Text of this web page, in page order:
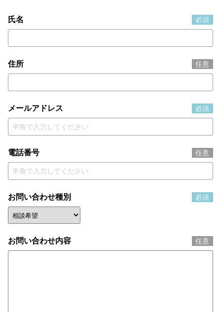
氏名 必須
住所 任意
メールアドレス 必須
電話番号 任意
お問い合わせ種別 必須
お問い合わせ内容 任意